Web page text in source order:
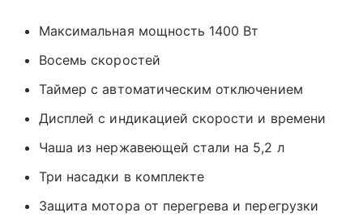
Максимальная мощность 1400 Вт
Восемь скоростей
Таймер с автоматическим отключением
Дисплей с индикацией скорости и времени
Чаша из нержавеющей стали на 5,2 л
Три насадки в комплекте
Защита мотора от перегрева и перегрузки